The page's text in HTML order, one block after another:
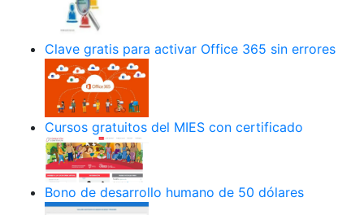
Clave gratis para activar Office 365 sin errores
Cursos gratuitos del MIES con certificado
Bono de desarrollo humano de 50 dólares